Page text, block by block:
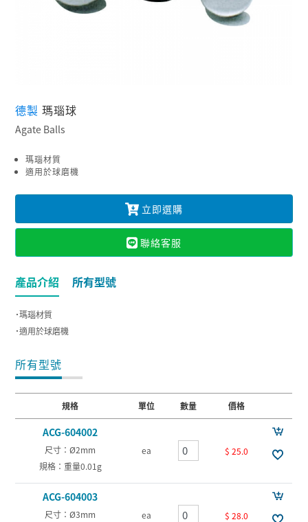
德製瑪瑙球
Agate Balls
瑪瑙材質
適用於球磨機
立即選購
聯絡客服
產品介紹 所有型號
˙瑪瑙材質
˙適用於球磨機
所有型號
規格 單位 數量 價格
ACG-604002
尺寸：Ø2mm
規格：重量0.01g
ea $ 25.0
ACG-604003
尺寸：Ø3mm
ea $ 28.0